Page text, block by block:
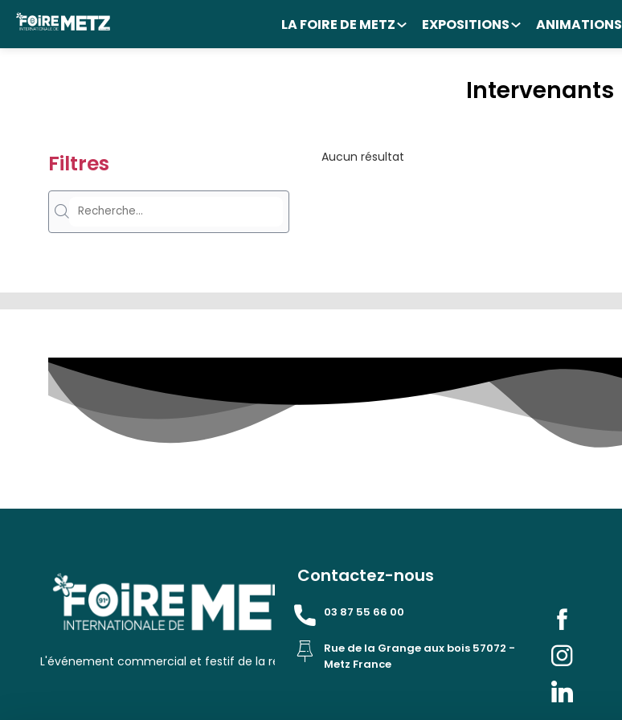
LA FOIRE DE METZ EXPOSITIONS ANIMATIONS
Intervenants
Filtres Aucun résultat
L'événement commercial et festif de la rentrée à Metz !
Contactez-nous
03 87 55 66 00
Rue de la Grange aux bois 57072 -
Metz France
Panneau de gestion des cookies